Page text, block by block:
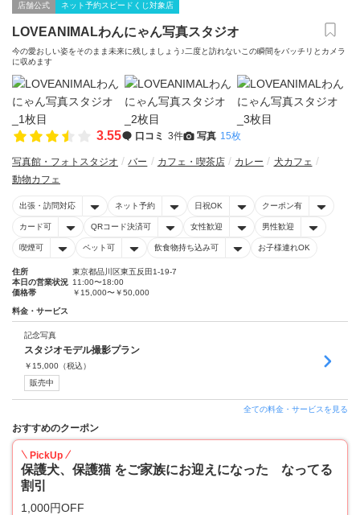
店舗公式 ネット予約スピードくじ対象店
LOVEANIMALわんにゃん写真スタジオ
今の愛おしい姿をそのまま未来に残しましょう♪二度と訪れないこの瞬間をバッチリとカメラ
に収めます
3.55 口コミ 3件 写真 15枚
写真館・フォトスタジオ バー カフェ・喫茶店 カレー
犬カフェ
動物カフェ
出張・訪問対応 ネット予約 日祝OK クーポン有
カード可 QRコード決済可 女性歓迎 男性歓迎
喫煙可 ペット可 飲食物持ち込み可 お子様連れOK
住所
東京都品川区東五反田1-19-7
本日の営業状況 11:00〜18:00
価格帯
￥15,000〜￥50,000
料金・サービス
記念写真
スタジオモデル撮影プラン
￥ 15,000 （税込）
販売中
全ての料金・サービスを見る
おすすめのクーポン
PickUp
保護犬、保護猫 をご家族にお迎えになった なってる
割引
1,000円OFF